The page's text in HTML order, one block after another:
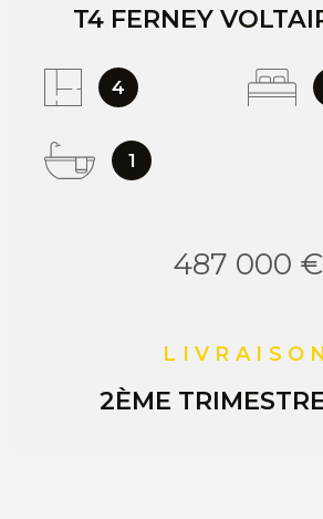
T4 FERNEY
4
1
487 000 €
2ÈME